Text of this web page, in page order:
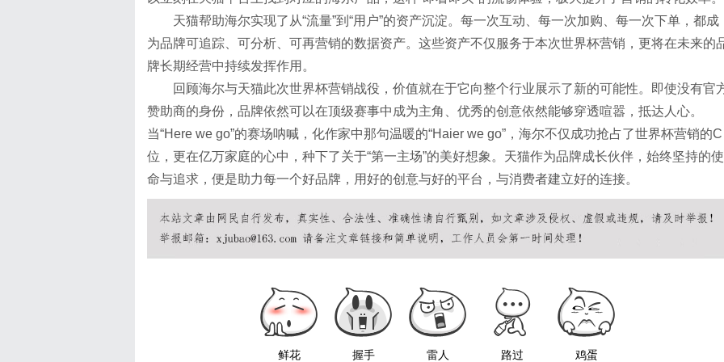
天猫帮助海尔实现了从“流量”到“用户”的资产沉淀。每一次互动、每一次加购、每一次下单，都成
为品牌可追踪、可分析、可再营销的数据资产。这些资产不仅服务于本次世界杯营销，更将在未来的
牌长期经营中持续发挥作用。
回顾海尔与天猫此次世界杯营销战役，价值就在于它向整个行业展示了新的可能性。即使没有官
赞助商的身份，品牌依然可以在顶级赛事中成为主角、优秀的创意依然能够穿透喧嚣，抵达人心。
当“Here we go”的赛场呐喊，化作家中那句温暖的“Haier we go”，海尔不仅成功抢占了世界杯营销的C
位，更在亿万家庭的心中，种下了关于“第一主场”的美好想象。天猫作为品牌成长伙伴，始终坚持的使
命与追求，便是助力每一个好品牌，用好的创意与好的平台，与消费者建立好的连接。
鲜花 握手 雷人 路过 鸡蛋